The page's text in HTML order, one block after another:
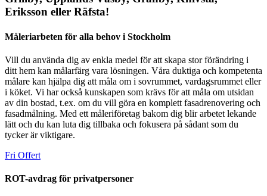
Eriksson eller Räfsta!
Måleriarbeten för alla behov i Stockholm
Vill du använda dig av enkla medel för att skapa stor förändring i
ditt hem kan målarfärg vara lösningen. Våra duktiga och kompetenta
målare kan hjälpa dig att måla om i sovrummet, vardagsrummet eller
i köket. Vi har också kunskapen som krävs för att måla om utsidan
av din bostad, t.ex. om du vill göra en komplett fasadrenovering och
fasadmålning. Med ett måleriföretag bakom dig blir arbetet lekande
lätt och du kan luta dig tillbaka och fokusera på sådant som du
tycker är viktigare.
Fri Offert
ROT-avdrag för privatpersoner